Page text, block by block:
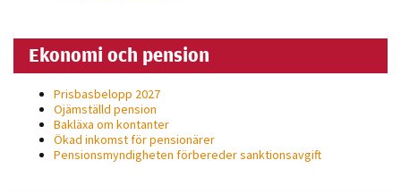
Ekonomi och pension
Prisbasbelopp 2027
Ojämställd pension
Bakläxa om kontanter
Ökad inkomst för pensionärer
Pensionsmyndigheten förbereder sanktionsavgift